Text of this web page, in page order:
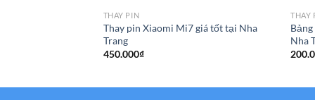
THAY PIN
Thay pin Xiaomi Mi7 giá tốt tại Nha
Trang
450.000₫
THAY
Nha